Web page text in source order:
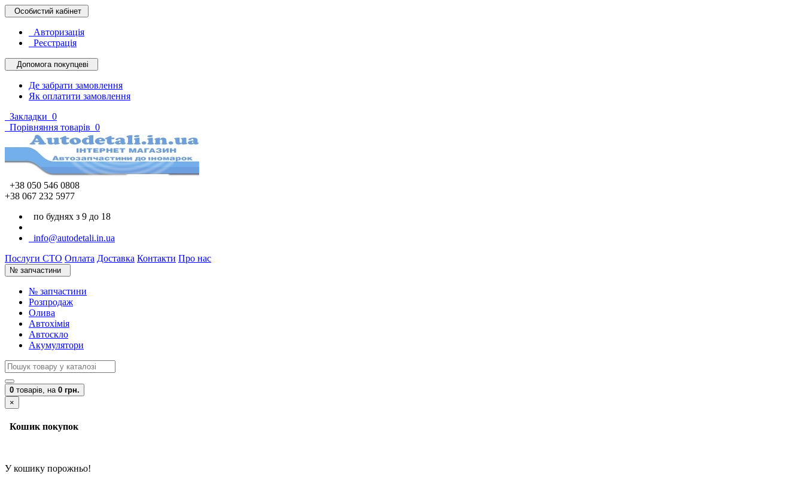
Особистий кабінет
Авторизація
Реєстрація
Допомога покупцеві
Де забрати замовлення
Як оплатити замовлення
Закладки 0
Порівняння товарів 0
+38 050 546 0808
+38 067 232 5977
по буднях з 9 до 18
info@autodetali.in.ua
Послуги СТО Оплата Доставка Контакти Про нас
№ запчастини
№ запчастини
Розпродаж
Олива
Автохімія
Автоскло
Акумулятори
0 товарів, на 0 грн.
×
Кошик покупок
У кошику порожньо!